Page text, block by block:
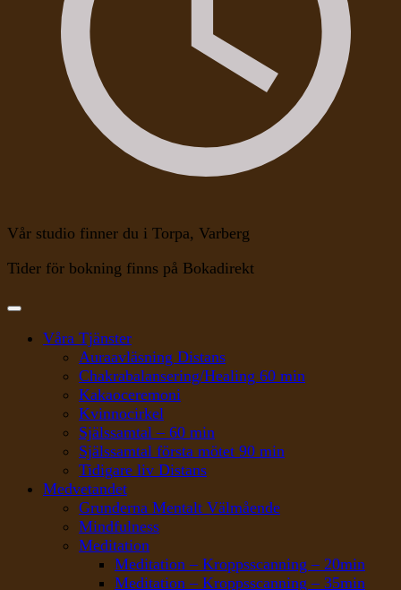
Vår studio finner du i Torpa, Varberg
Tider för bokning finns på Bokadirekt
Våra Tjänster
Auraavläsning Distans
Chakrabalansering/Healing 60 min
Kakaoceremoni
Kvinnocirkel
Själssamtal – 60 min
Själssamtal första mötet 90 min
Tidigare liv Distans
Medvetandet
Grunderna Mentalt Välmående
Mindfulness
Meditation
Meditation – Kroppsscanning – 20min
Meditation – Kroppsscanning – 35min